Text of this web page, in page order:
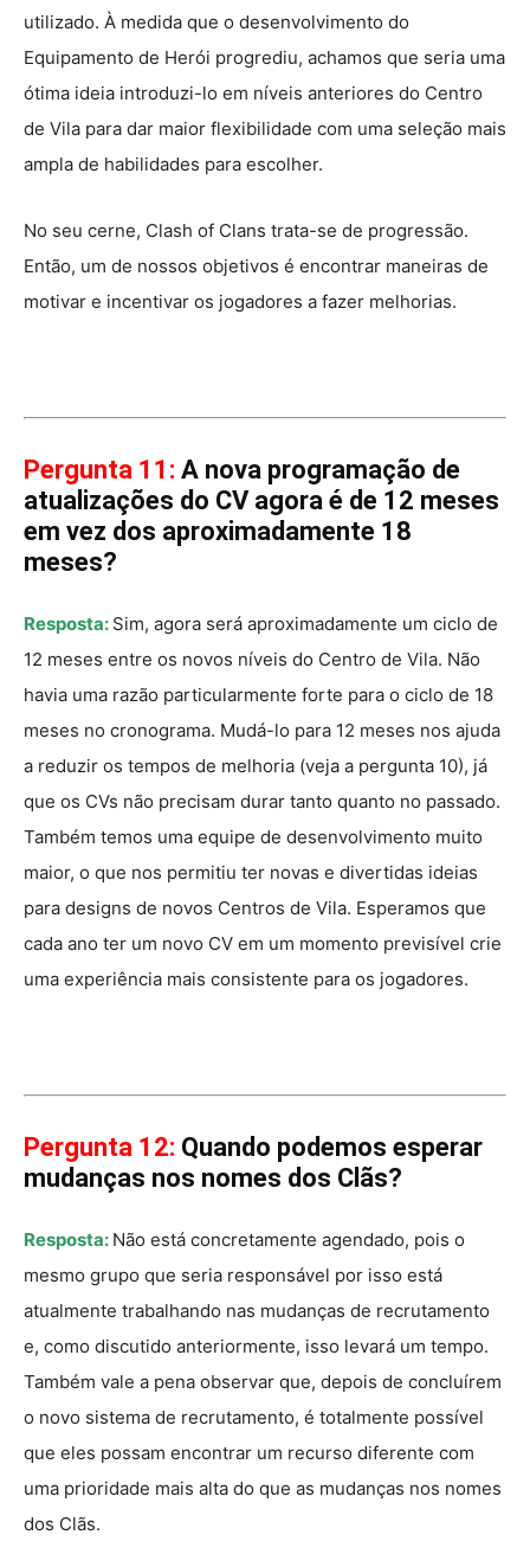
utilizado. À medida que o desenvolvimento do
Equipamento de Herói progrediu, achamos que seria uma
ótima ideia introduzi-lo em níveis anteriores do Centro
de Vila para dar maior flexibilidade com uma seleção mais
ampla de habilidades para escolher.
No seu cerne, Clash of Clans trata-se de progressão.
Então, um de nossos objetivos é encontrar maneiras de
motivar e incentivar os jogadores a fazer melhorias.
Pergunta 11: A nova programação de
atualizações do CV agora é de 12 meses
em vez dos aproximadamente 18
meses?
Resposta: Sim, agora será aproximadamente um ciclo de
12 meses entre os novos níveis do Centro de Vila. Não
havia uma razão particularmente forte para o ciclo de 18
meses no cronograma. Mudá-lo para 12 meses nos ajuda
a reduzir os tempos de melhoria (veja a pergunta 10), já
que os CVs não precisam durar tanto quanto no passado.
Também temos uma equipe de desenvolvimento muito
maior, o que nos permitiu ter novas e divertidas ideias
para designs de novos Centros de Vila. Esperamos que
cada ano ter um novo CV em um momento previsível crie
uma experiência mais consistente para os jogadores.
Pergunta 12: Quando podemos esperar
mudanças nos nomes dos Clãs?
Resposta: Não está concretamente agendado, pois o
mesmo grupo que seria responsável por isso está
atualmente trabalhando nas mudanças de recrutamento
e, como discutido anteriormente, isso levará um tempo.
Também vale a pena observar que, depois de concluírem
o novo sistema de recrutamento, é totalmente possível
que eles possam encontrar um recurso diferente com
uma prioridade mais alta do que as mudanças nos nomes
dos Clãs.